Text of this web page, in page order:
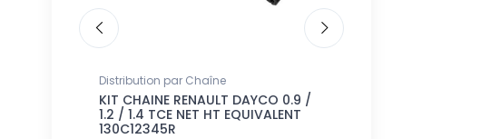
Distribution par Chaîne
KIT CHAINE RENAULT DAYCO 0.9 /
1.2 / 1.4 TCE NET HT EQUIVALENT
130C12345R